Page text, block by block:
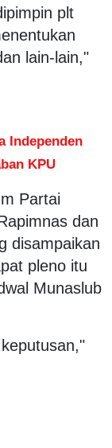
plt
lain-lain,"
Independen
KPU
Partai
dan
disampaikan
pleno itu
Munaslub